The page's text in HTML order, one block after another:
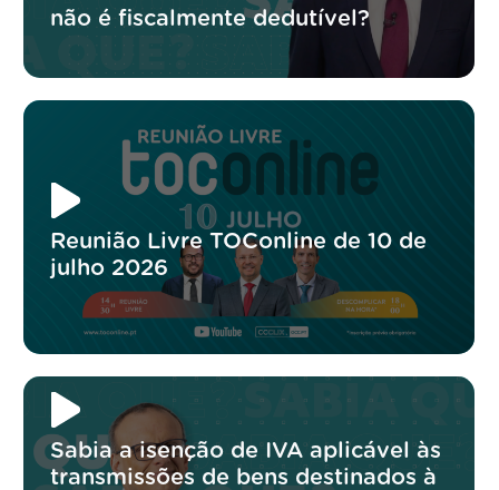
não é fiscalmente dedutível?
Reunião Livre TOConline de 10 de
julho 2026
Sabia a isenção de IVA aplicável às
transmissões de bens destinados à